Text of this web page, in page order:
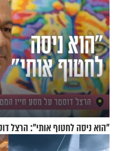
"הוא ניסה לחטוף אותי": הרצל